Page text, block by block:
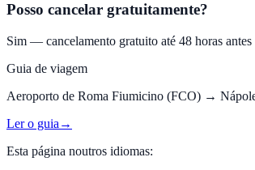
Posso cancelar gratuitamente?
Sim — cancelamento gratuito até 48 horas antes
Guia de viagem
Aeroporto de Roma Fiumicino (FCO) →
Ler o guia →
Esta página noutros idiomas: